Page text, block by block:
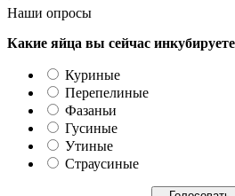
Наши опросы
Какие яйца вы сейчас
Куриные
Перепелиные
Фазаньи
Гусиные
Утиные
Страусиные